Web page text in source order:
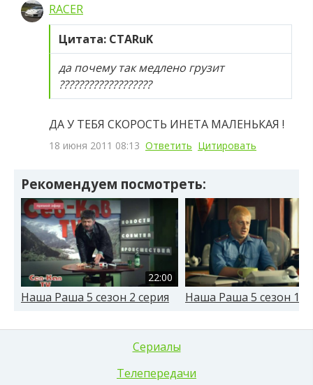
RACER
Цитата: CTARuK
да почему так медлено грузит
???????????????????
ДА У ТЕБЯ СКОРОСТЬ ИНЕТА МАЛЕНЬКАЯ !
18 июня 2011 08:13 Ответить Цитировать
Рекомендуем посмотреть:
22:00
Наша Раша 5 сезон 2 серия Наша Раша 5 сезон 1
Сериалы
Телепередачи